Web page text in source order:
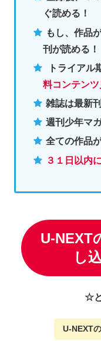
ぐ読める！
もし、作品
刊が読める！
トライアル
料コンテンツ
雑誌は最新
週刊少年マ
全ての作品
３１日以内
U-NEXT
し
☆
U-NEXTの